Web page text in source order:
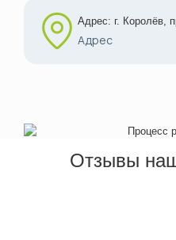
Адрес: г. Королёв,
Адрес
Отзывы